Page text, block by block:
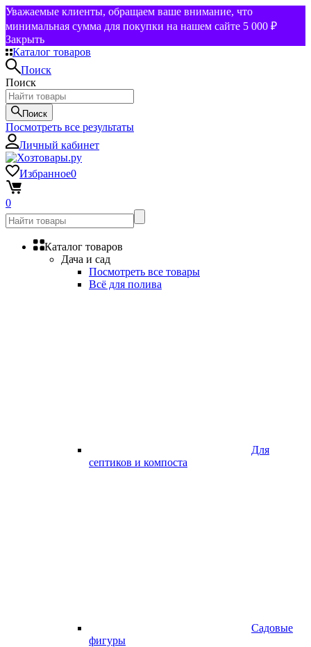
Уважаемые клиенты, обращаем ваше внимание, что
минимальная сумма для покупки на нашем сайте 5 000 ₽
Закрыть
Каталог товаров
Поиск
Поиск
Поиск
Посмотреть все результаты
Личный кабинет
Избранное0
0
Каталог товаров
Дача и сад
Посмотреть все товары
Всё для полива
Для
септиков и компоста
Садовые
фигуры